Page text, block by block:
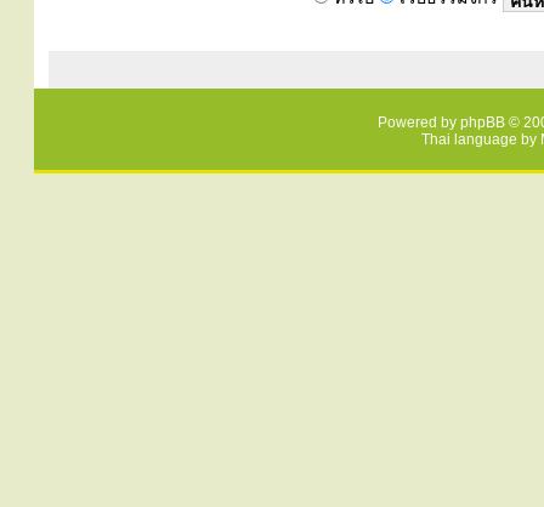
Powered by phpBB ©
Thai language by